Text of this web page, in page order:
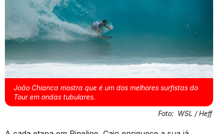
João Chianca mostra que é um dos melhores surfistas do
Tour em ondas tubulares.
Foto: WSL / Heff